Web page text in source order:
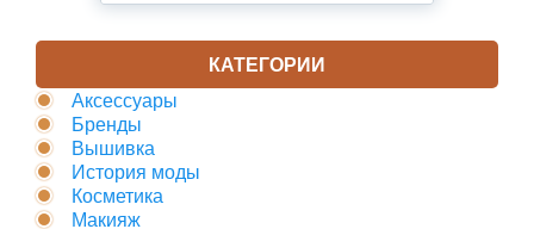
КАТЕГОРИИ
Аксессуары
Бренды
Вышивка
История моды
Косметика
Макияж